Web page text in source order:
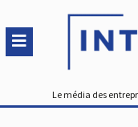
Le média des